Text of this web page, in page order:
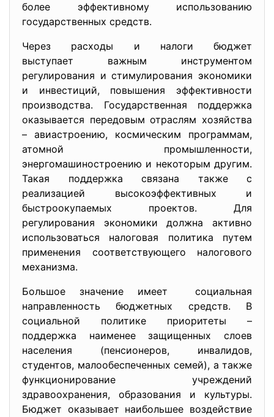
более эффективному использованию
государственных средств.
Через расходы и налоги бюджет
выступает важным инструментом
регулирования и стимулирования экономики
и инвестиций, повышения эффективности
производства. Государственная поддержка
оказывается передовым отраслям хозяйства
– авиастроению, космическим программам,
атомной промышленности,
энергомашиностроению и некоторым другим.
Такая поддержка связана также с
реализацией высокоэффективных и
быстроокупаемых проектов. Для
регулирования экономики должна активно
использоваться налоговая политика путем
применения соответствующего налогового
механизма.
Большое значение имеет социальная
направленность бюджетных средств. В
социальной политике приоритеты –
поддержка наименее защищенных слоев
населения (пенсионеров, инвалидов,
студентов, малообеспеченных семей), а также
функционирование учреждений
здравоохранения, образования и культуры.
Бюджет оказывает наибольшее воздействие